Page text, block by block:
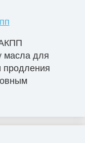
масла для